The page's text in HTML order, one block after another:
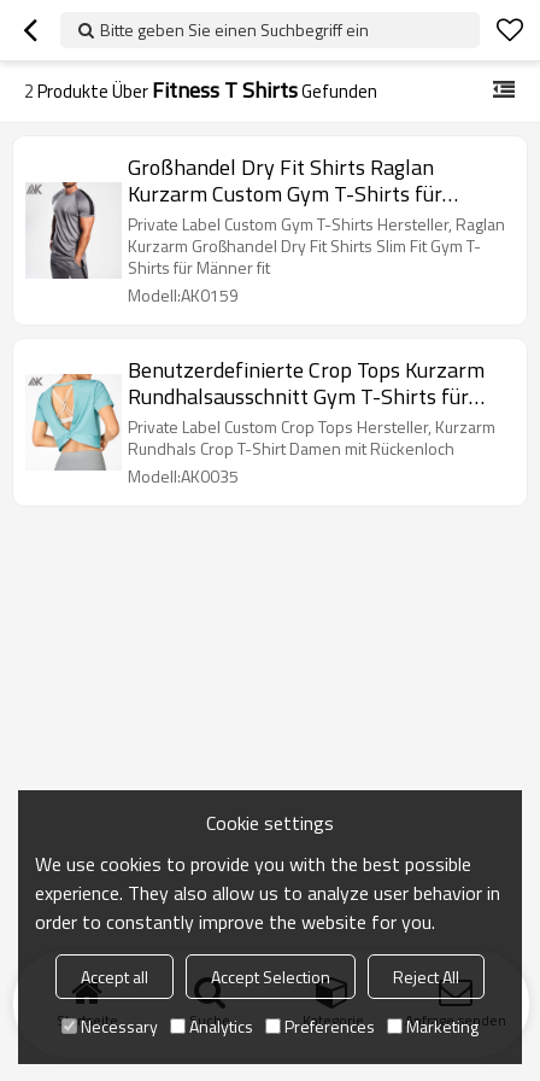
Bitte geben Sie einen Suchbegriff ein
2Produkte ÜberFitness T ShirtsGefunden
Großhandel Dry Fit Shirts Raglan
Kurzarm Custom Gym T-Shirts für
Herren-Aktik
Private Label Custom Gym T-Shirts Hersteller, Raglan
Kurzarm Großhandel Dry Fit Shirts Slim Fit Gym T-
Shirts für Männer fit
Modell:AK0159
Benutzerdefinierte Crop Tops Kurzarm
Rundhalsausschnitt Gym T-Shirts für
Damen-Aktik
Private Label Custom Crop Tops Hersteller, Kurzarm
Rundhals Crop T-Shirt Damen mit Rückenloch
Modell:AK0035
Startseite Suche Kategorie Anfrage senden
Cookie settings
We use cookies to provide you with the best possible
experience. They also allow us to analyze user behavior in
order to constantly improve the website for you.
Accept all Accept Selection
Reject All
Necessary
Analytics Preferences Marketing